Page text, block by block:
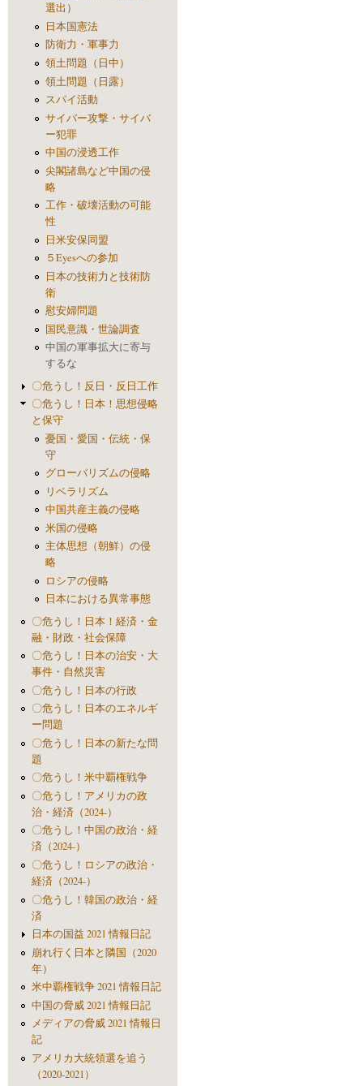
選出）
日本国憲法
防衛力・軍事力
領土問題（日中）
領土問題（日露）
スパイ活動
サイバー攻撃・サイバ
ー犯罪
中国の浸透工作
尖閣諸島など中国の侵
略
工作・破壊活動の可能
性
日米安保同盟
５Eyesへの参加
日本の技術力と技術防
衛
慰安婦問題
国民意識・世論調査
中国の軍事拡大に寄与
するな
〇危うし！反日・反日工作
〇危うし！日本！思想侵略
と保守
憂国・愛国・伝統・保
守
グローバリズムの侵略
リベラリズム
中国共産主義の侵略
米国の侵略
主体思想（朝鮮）の侵
略
ロシアの侵略
日本における異常事態
〇危うし！日本！経済・金
融・財政・社会保障
〇危うし！日本の治安・大
事件・自然災害
〇危うし！日本の行政
〇危うし！日本のエネルギ
ー問題
〇危うし！日本の新たな問
題
〇危うし！米中覇権戦争
〇危うし！アメリカの政
治・経済（2024-）
〇危うし！中国の政治・経
済（2024-）
〇危うし！ロシアの政治・
経済（2024-）
〇危うし！韓国の政治・経
済
日本の国益 2021 情報日記
崩れ行く日本と隣国（2020
年）
米中覇権戦争 2021 情報日記
中国の脅威 2021 情報日記
メディアの脅威 2021 情報日
記
アメリカ大統領選を追う
（2020-2021）